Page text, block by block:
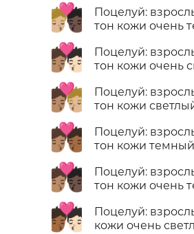
🧑🏼‍❤️‍💋‍🧑🏿
Поцелуй:
тон кожи очень
🧑🏽‍❤️‍💋‍🧑🏻
Поцелуй:
тон кожи очень
🧑🏽‍❤️‍💋‍🧑🏼
Поцелуй:
тон кожи
🧑🏽‍❤️‍💋‍🧑🏾
Поцелуй:
тон кожи
🧑🏽‍❤️‍💋‍🧑🏿
Поцелуй:
тон кожи очень
🧑🏾‍❤️‍💋‍🧑🏻
Поцелуй:
кожи очень